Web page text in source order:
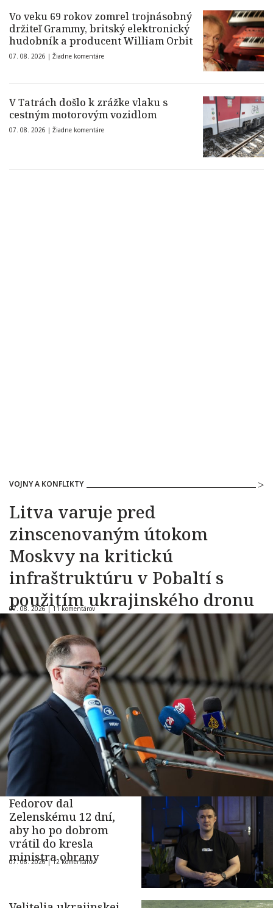
Vo veku 69 rokov zomrel trojnásobný
držiteľ Grammy, britský elektronický
hudobník a producent William Orbit
07. 08. 2026 | Žiadne komentáre
V Tatrách došlo k zrážke vlaku s
cestným motorovým vozidlom
07. 08. 2026 | Žiadne komentáre
VOJNY A KONFLIKTY
Litva varuje pred
zinscenovaným útokom
Moskvy na kritickú
infraštruktúru v Pobaltí s
použitím ukrajinského dronu
07. 08. 2026 |11 komentárov
Fedorov dal
Zelenskému 12 dní,
aby ho po dobrom
vrátil do kresla
ministra obrany
07. 08. 2026 |12 komentárov